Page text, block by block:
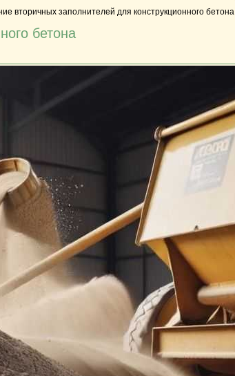
вторичных заполнителей для конструкционного бетона
бетона